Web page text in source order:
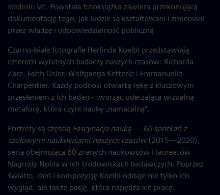
siedmiu lat. Powstała fotoksiążka zawiera przekonującą
dokumentację tego, jak ludzie są kształtowani i zmieniani
przez władzę i odpowiedzialność publiczną.
Czarno-białe fotografie Herlinde Koelbl przedstawiają
czterech wybitnych badaczy naszych czasów: Richarda
Zare, Faith Osier, Wolfganga Ketterle i Emmanuelle
Charpentier. Każdy podnosi otwartą rękę z kluczowym
przesłaniem z ich badań - tworząc uderzającą wizualną
metaforę, która czyni naukę „namacalną”.
Portrety są częścią Fascynacja nauką — 60 spotkań z
czołowymi naukowcami naszych czasów(2015—2020),
seria obejmująca 60 znanych naukowców i laureatów
Nagrody Nobla w ich środowiskach badawczych. Poprzez
światło, cień i kompozycję Koelbl oddaje nie tylko ich
wygląd, ale także pasję, która napędza ich pracę.